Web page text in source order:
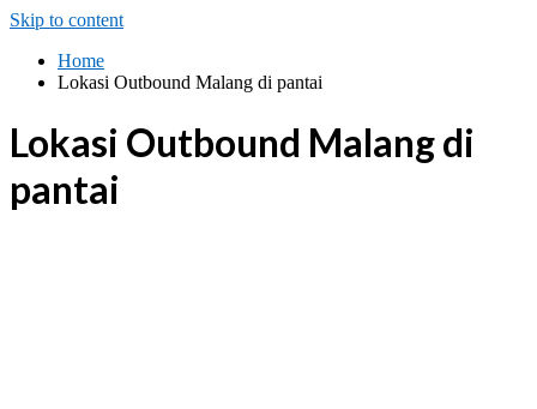
Skip to content
Home
Lokasi Outbound Malang di pantai
Lokasi Outbound Malang di
pantai